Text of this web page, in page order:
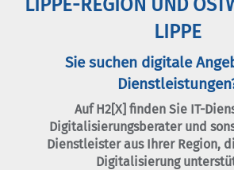
LIPPE-REGION UND
LIPPE
Sie suchen digitale
Auf H2[X] finden Sie IT-
Digitalisierungsberater und
Dienstleister aus Ihrer Region,
Digitalisierung